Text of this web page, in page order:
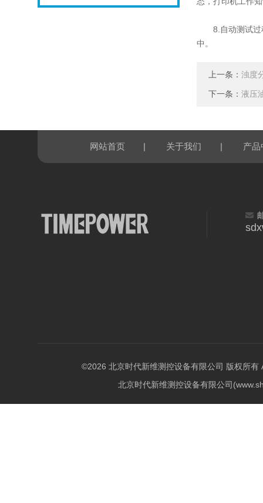
8.自动测试过程
中。
上一条： 浊度
下一条： 液压
网站首页 | 关于我们 | 产品
©2026 北京时代新维测控设备有限公司 版权所有
北京时代新维测控设备有限公司